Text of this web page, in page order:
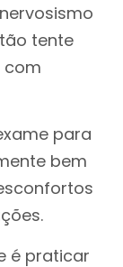
tente
com
para
bem
é praticar